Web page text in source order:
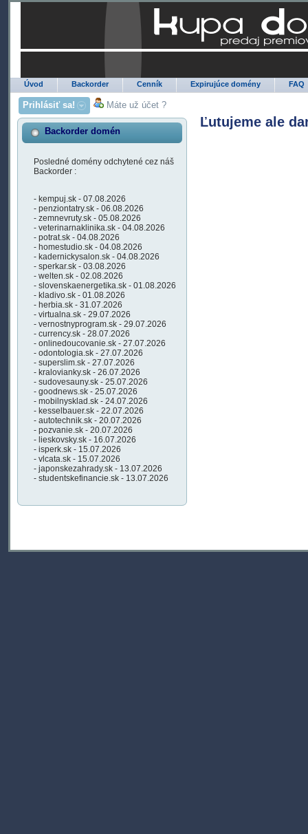
Úvod Backorder Cenník Expirujúce domény FAQ
Prihlásiť sa! Máte už účet ?
Backorder domén
Posledné domény odchytené cez náš
Backorder :
- kempuj.sk - 07.08.2026
- penziontatry.sk - 06.08.2026
- zemnevruty.sk - 05.08.2026
- veterinarnaklinika.sk - 04.08.2026
- potrat.sk - 04.08.2026
- homestudio.sk - 04.08.2026
- kadernickysalon.sk - 04.08.2026
- sperkar.sk - 03.08.2026
- welten.sk - 02.08.2026
- slovenskaenergetika.sk - 01.08.2026
- kladivo.sk - 01.08.2026
- herbia.sk - 31.07.2026
- virtualna.sk - 29.07.2026
- vernostnyprogram.sk - 29.07.2026
- currency.sk - 28.07.2026
- onlinedoucovanie.sk - 27.07.2026
- odontologia.sk - 27.07.2026
- superslim.sk - 27.07.2026
- kralovianky.sk - 26.07.2026
- sudovesauny.sk - 25.07.2026
- goodnews.sk - 25.07.2026
- mobilnysklad.sk - 24.07.2026
- kesselbauer.sk - 22.07.2026
- autotechnik.sk - 20.07.2026
- pozvanie.sk - 20.07.2026
- lieskovsky.sk - 16.07.2026
- isperk.sk - 15.07.2026
- vlcata.sk - 15.07.2026
- japonskezahrady.sk - 13.07.2026
- studentskefinancie.sk - 13.07.2026
Ľutujeme ale